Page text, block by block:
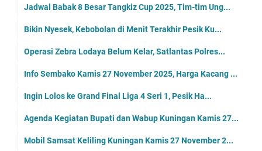
Jadwal Babak 8 Besar Tangkiz Cup 2025, Tim-tim Ung...
Bikin Nyesek, Kebobolan di Menit Terakhir Pesik Ku...
Operasi Zebra Lodaya Belum Kelar, Satlantas Polres...
Info Sembako Kamis 27 November 2025, Harga Kacang ...
Ingin Lolos ke Grand Final Liga 4 Seri 1, Pesik Ha...
Agenda Kegiatan Bupati dan Wabup Kuningan Kamis 27...
Mobil Samsat Keliling Kuningan Kamis 27 November 2...